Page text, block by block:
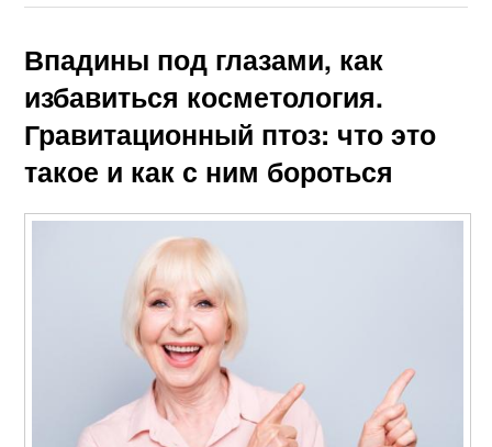
Впадины под глазами, как
избавиться косметология.
Гравитационный птоз: что это
такое и как с ним бороться